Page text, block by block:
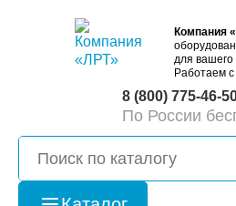
Компания
для вашего
Работаем
8 (800) 775-46-
По России